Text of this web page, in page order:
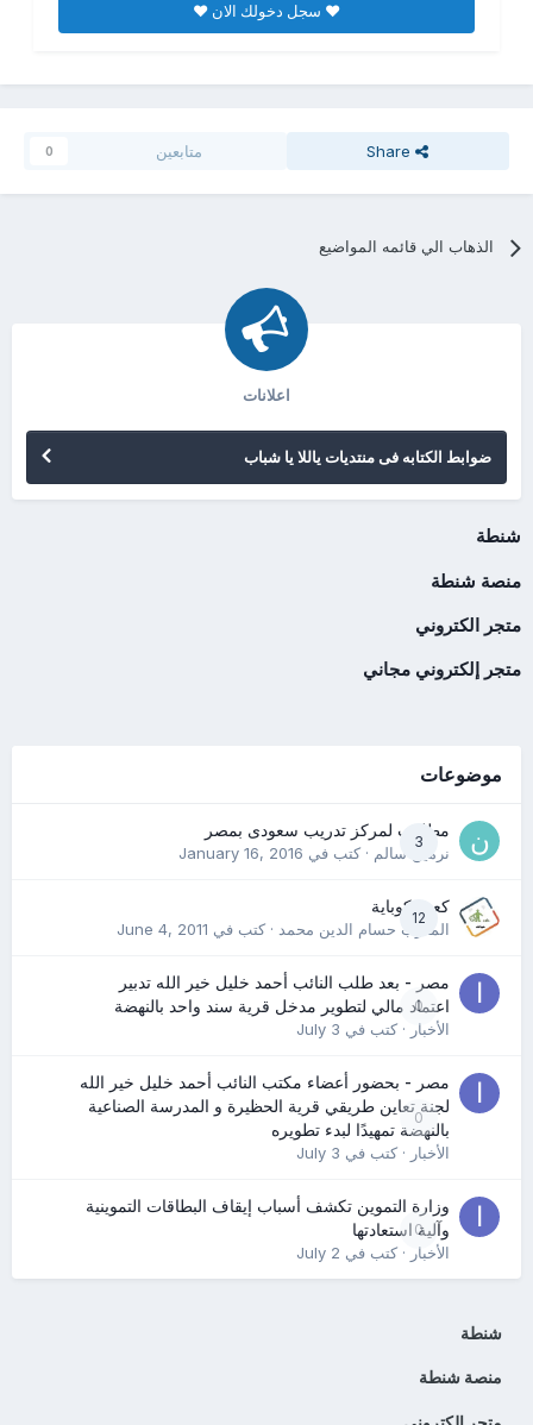
♥ سجل دخولك الان ♥
Share متابعين 0
الذهاب الي قائمه المواضيع
اعلانات
ضوابط الكتابه فى منتديات ياللا يا شباب
شنطة
منصة شنطة
متجر الكتروني
متجر إلكتروني مجاني
موضوعات
3
مطلوب لمركز تدريب سعودى بمصر
نرمين سالم· كتب في January 16, 2016
12
كعب كوباية
المدرب حسام الدين محمد· كتب في June 4, 2011
0
مصر - بعد طلب النائب أحمد خليل خير الله تدبير
اعتماد مالي لتطوير مدخل قرية سند واحد بالنهضة
الأخبار· كتب في July 3
0
مصر - بحضور أعضاء مكتب النائب أحمد خليل خير الله
لجنة تعاين طريقي قرية الحظيرة و المدرسة الصناعية
بالنهضة تمهيدًا لبدء تطويره
الأخبار· كتب في July 3
0
وزارة التموين تكشف أسباب إيقاف البطاقات التموينية
وآلية استعادتها
الأخبار· كتب في July 2
شنطة
منصة شنطة